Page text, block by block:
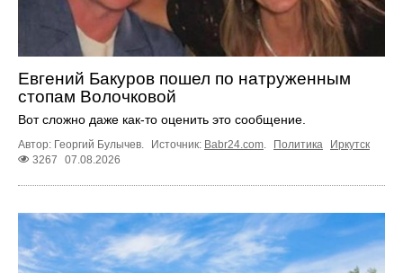
Евгений Бакуров пошел по натруженным
стопам Волочковой
Вот сложно даже как-то оценить это сообщение.
Автор: Георгий Булычев. Источник: Babr24.com Политика
Иркутск
3267
07.08.2026